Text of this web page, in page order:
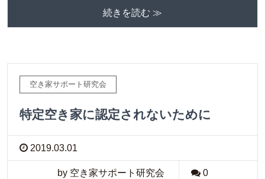
続きを読む ≫
空き家サポート研究会
特定空き家に認定されないために
2019.03.01
by 空き家サポート研究会 0